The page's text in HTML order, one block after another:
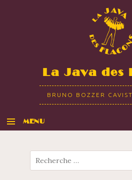
La Java des
BRUNO BOZZER
MENU
Recherche